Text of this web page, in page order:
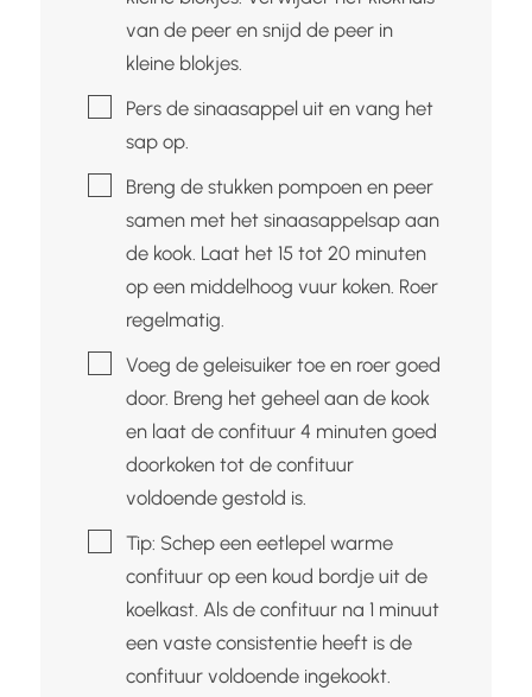
van de peer en snijd de peer in
kleine blokjes.
▢Pers de sinaasappel uit en vang het
sap op.
▢Breng de stukken pompoen en peer
samen met het sinaasappelsap aan
de kook. Laat het 15 tot 20 minuten
op een middelhoog vuur koken. Roer
regelmatig.
▢Voeg de geleisuiker toe en roer goed
door. Breng het geheel aan de kook
en laat de confituur 4 minuten goed
doorkoken tot de confituur
voldoende gestold is.
▢
Tip: Schep een eetlepel warme
confituur op een koud bordje uit de
koelkast. Als de confituur na 1 minuut
een vaste consistentie heeft is de
confituur voldoende ingekookt.